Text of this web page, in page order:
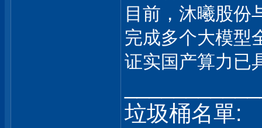
目前，沐曦股份
完成多个大模型
证实国产算力已
垃圾桶名單: